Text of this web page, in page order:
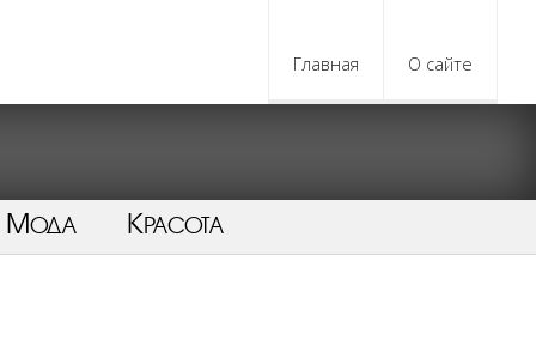
Главная О сайте
Мода Красота